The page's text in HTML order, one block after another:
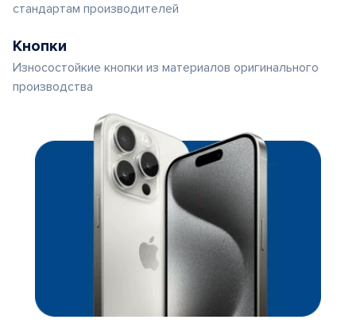
стандартам производителей
Кнопки
Износостойкие кнопки из материалов оригинального
производства